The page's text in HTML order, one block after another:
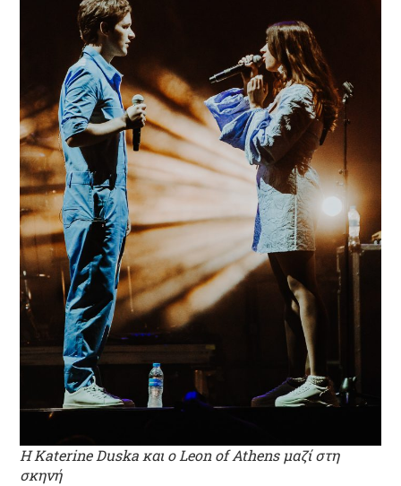
H Katerine Duska και ο Leon of Athens μαζί στη
σκηνή